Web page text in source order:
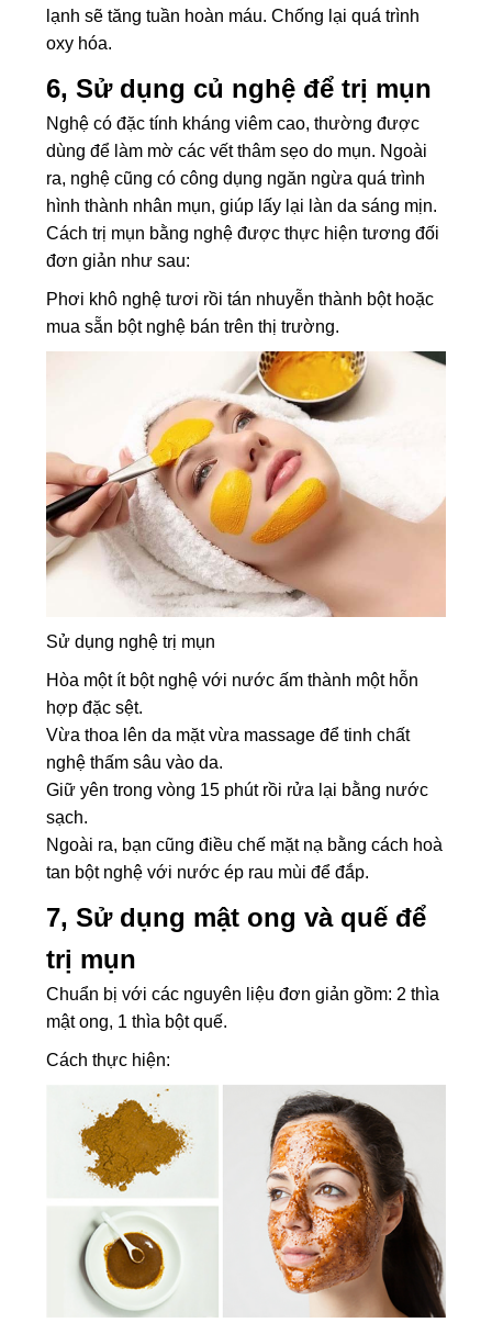
lạnh sẽ tăng tuần hoàn máu. Chống lại quá trình
oxy hóa.
6, Sử dụng củ nghệ để trị mụn
Nghệ có đặc tính kháng viêm cao, thường được
dùng để làm mờ các vết thâm sẹo do mụn. Ngoài
ra, nghệ cũng có công dụng ngăn ngừa quá trình
hình thành nhân mụn, giúp lấy lại làn da sáng mịn.
Cách trị mụn bằng nghệ được thực hiện tương đối
đơn giản như sau:
Phơi khô nghệ tươi rồi tán nhuyễn thành bột hoặc
mua sẵn bột nghệ bán trên thị trường.
Sử dụng nghệ trị mụn
Hòa một ít bột nghệ với nước ấm thành một hỗn
hợp đặc sệt.
Vừa thoa lên da mặt vừa massage để tinh chất
nghệ thấm sâu vào da.
Giữ yên trong vòng 15 phút rồi rửa lại bằng nước
sạch.
Ngoài ra, bạn cũng điều chế mặt nạ bằng cách hoà
tan bột nghệ với nước ép rau mùi để đắp.
7, Sử dụng mật ong và quế để
trị mụn
Chuẩn bị với các nguyên liệu đơn giản gồm: 2 thìa
mật ong, 1 thìa bột quế.
Cách thực hiện: